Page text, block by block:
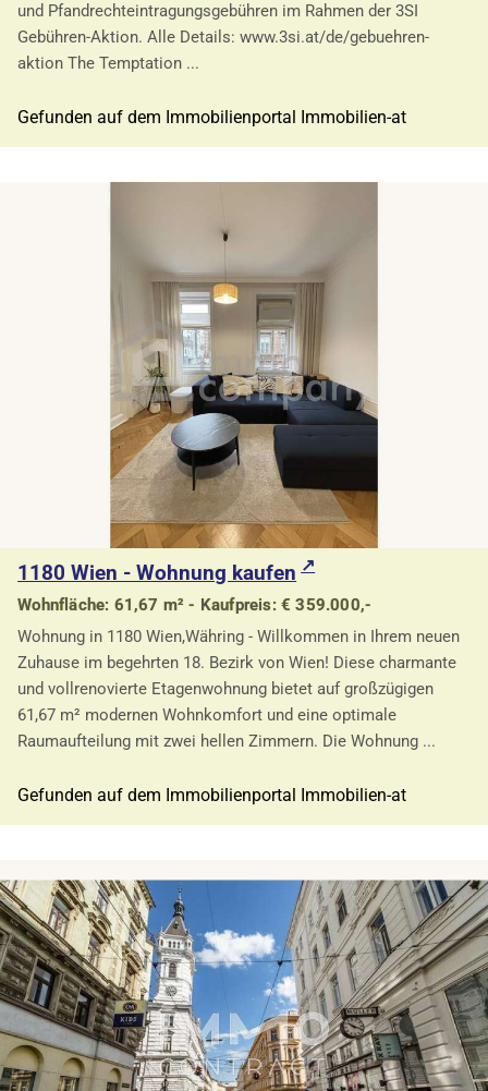
und Pfandrechteintragungsgebühren im Rahmen der 3SI
Gebühren-Aktion. Alle Details: www.3si.at/de/gebuehren-
aktion The Temptation ...
Gefunden auf dem Immobilienportal Immobilien-at
1180 Wien - Wohnung kaufen
Wohnfläche: 61,67 m² - Kaufpreis: € 359.000,-
Wohnung in 1180 Wien,Währing - Willkommen in Ihrem neuen
Zuhause im begehrten 18. Bezirk von Wien! Diese charmante
und vollrenovierte Etagenwohnung bietet auf großzügigen
61,67 m² modernen Wohnkomfort und eine optimale
Raumaufteilung mit zwei hellen Zimmern. Die Wohnung ...
Gefunden auf dem Immobilienportal Immobilien-at